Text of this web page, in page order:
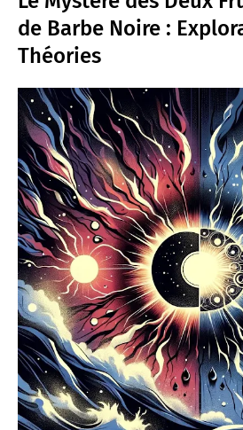
de Barbe Noire :
Théories